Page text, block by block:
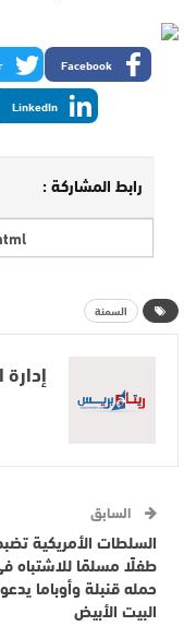
Facebook
LinkedIn
رابط المشاركة :
السمنة
السابق
السلطات الأمريكية
طفلًا مسلمًا للاشتباه
حمله قنبلة وأوباما
البيت الأبيض